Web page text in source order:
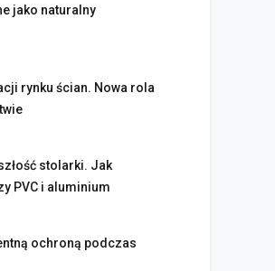
jako naturalny
rynku ścian. Nowa rola
stolarki. Jak
PVC i aluminium
ochroną podczas